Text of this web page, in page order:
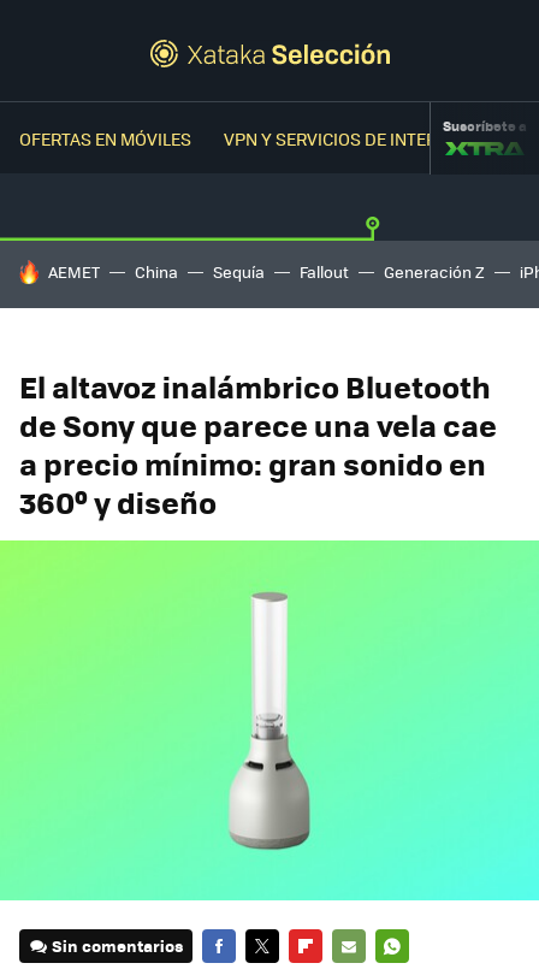
OFERTAS EN MÓVILES VPN Y SERVICIOS DE INTERNETSuscríbete a
HOY SE HABLA DE
AEMET China Sequía Fallout Generación Z
El altavoz inalámbrico Bluetooth
de Sony que parece una vela cae
a precio mínimo: gran sonido en
360º y diseño
Sin comentarios